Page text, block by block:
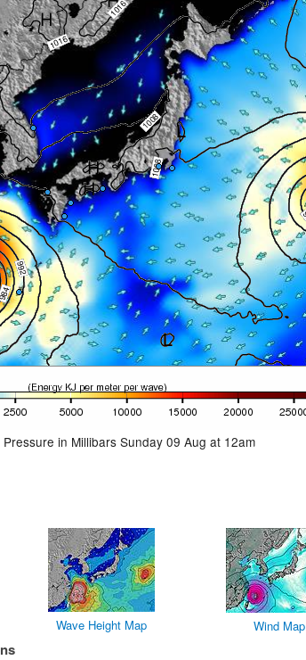
in Millibars Sunday 09 Aug at 12am
Wave Height Map Wind Map